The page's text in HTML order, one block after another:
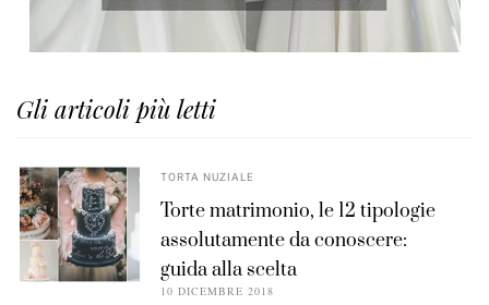
Gli articoli più letti
TORTA NUZIALE
Torte matrimonio, le 12 tipologie
assolutamente da conoscere:
guida alla scelta
10 DICEMBRE 2018